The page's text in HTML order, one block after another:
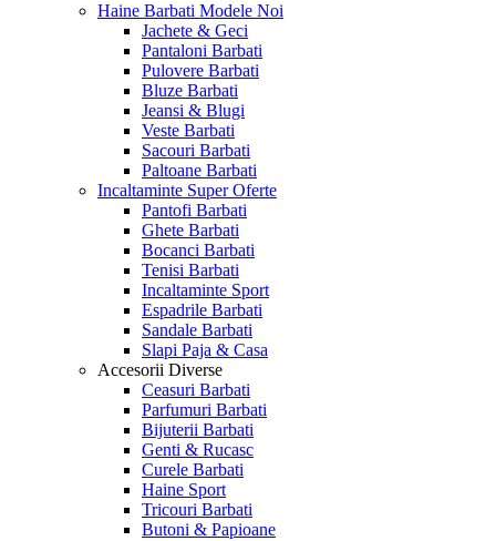
Haine Barbati Modele Noi
Jachete & Geci
Pantaloni Barbati
Pulovere Barbati
Bluze Barbati
Jeansi & Blugi
Veste Barbati
Sacouri Barbati
Paltoane Barbati
Incaltaminte Super Oferte
Pantofi Barbati
Ghete Barbati
Bocanci Barbati
Tenisi Barbati
Incaltaminte Sport
Espadrile Barbati
Sandale Barbati
Slapi Paja & Casa
Accesorii Diverse
Ceasuri Barbati
Parfumuri Barbati
Bijuterii Barbati
Genti & Rucasc
Curele Barbati
Haine Sport
Tricouri Barbati
Butoni & Papioane